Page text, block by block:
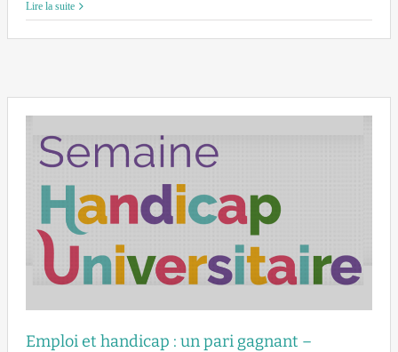
Lire la suite
Emploi et handicap : un pari gagnant –